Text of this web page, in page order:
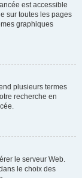
est accessible
sur toutes les pages
graphiques
plusieurs termes
recherche en
le serveur Web.
le choix des